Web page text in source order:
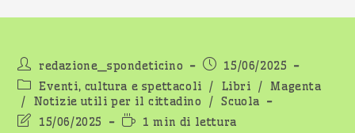
Autore
dell'articolo:
redazione_spondeticino
Articolo
pubblicato:
15/06/2025
Categoria
dell'articolo:
Eventi, cultura e spettacoli / Libri / Magenta
/
Notizie utili per il cittadino / Scuola
Ultima15/06/2025
Tempo1 min di lettura